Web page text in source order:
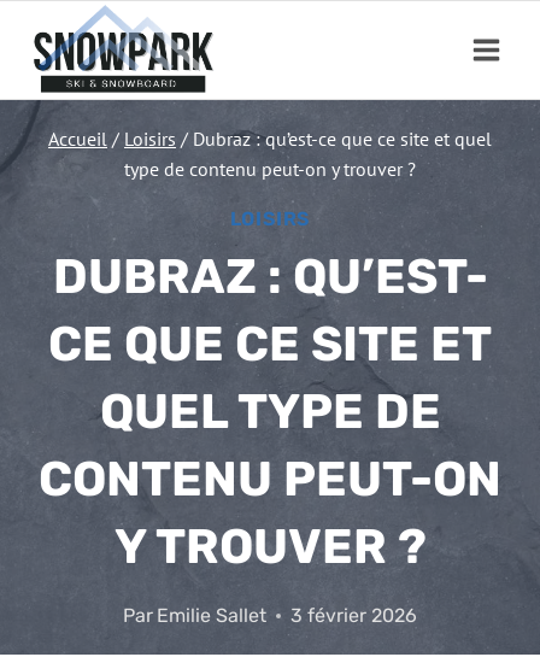
contenu
Accueil / Loisirs / Dubraz : qu’est-ce que ce site et quel
type de contenu peut-on y trouver ?
LOISIRS
DUBRAZ : QU’EST-
CE QUE CE SITE ET
QUEL TYPE DE
CONTENU PEUT-ON
Y TROUVER ?
Par Emilie Sallet 3 février 2026